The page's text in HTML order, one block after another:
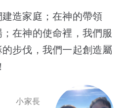
造家庭；在神的帶領
在神的使命裡，我們服
步伐，我們一起創造屬
小家長